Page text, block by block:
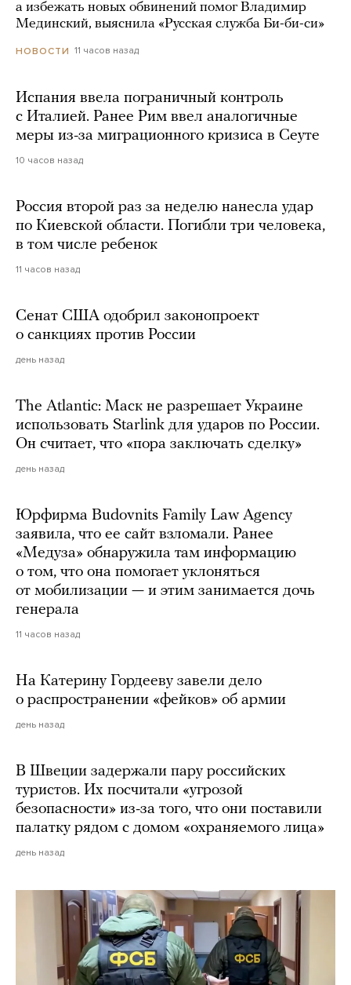
а избежать новых обвинений помог Владимир
Мединский, выяснила «Русская служба Би-би-си»
НОВОСТИ 11 часов назад
Испания ввела пограничный контроль
с Италией. Ранее Рим ввел аналогичные
меры из-за миграционного кризиса в Сеуте
10 часов назад
Россия второй раз за неделю нанесла удар
по Киевской области. Погибли три человека,
в том числе ребенок
11 часов назад
Сенат США одобрил законопроект
о санкциях против России
день назад
The Atlantic: Маск не разрешает Украине
использовать Starlink для ударов по России.
Он считает, что «пора заключать сделку»
день назад
Юрфирма Budovnits Family Law Agency
заявила, что ее сайт взломали. Ранее
«Медуза» обнаружила там информацию
о том, что она помогает уклоняться
от мобилизации — и этим занимается дочь
генерала
11 часов назад
На Катерину Гордееву завели дело
о распространении «фейков» об армии
день назад
В Швеции задержали пару российских
туристов. Их посчитали «угрозой
безопасности» из-за того, что они поставили
палатку рядом с домом «охраняемого лица»
день назад